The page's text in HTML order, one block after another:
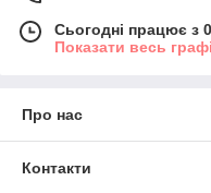
Сьогодні працює з
Показати весь
Про нас
Контакти